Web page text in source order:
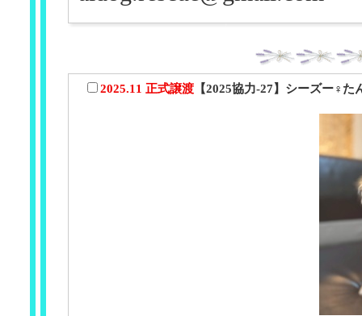
2025.11 正式譲渡 【2025協力-27】シーズー♀